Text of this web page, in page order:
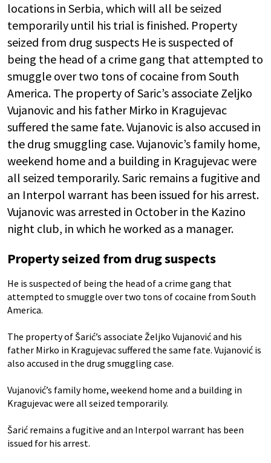
locations in Serbia, which will all be seized
temporarily until his trial is finished. Property
seized from drug suspects He is suspected of
being the head of a crime gang that attempted to
smuggle over two tons of cocaine from South
America. The property of Saric’s associate Zeljko
Vujanovic and his father Mirko in Kragujevac
suffered the same fate. Vujanovic is also accused in
the drug smuggling case. Vujanovic’s family home,
weekend home and a building in Kragujevac were
all seized temporarily. Saric remains a fugitive and
an Interpol warrant has been issued for his arrest.
Vujanovic was arrested in October in the Kazino
night club, in which he worked as a manager.
Property seized from drug suspects
He is suspected of being the head of a crime gang that
attempted to smuggle over two tons of cocaine from South
America.
The property of Šarić’s associate Željko Vujanović and his
father Mirko in Kragujevac suffered the same fate. Vujanović is
also accused in the drug smuggling case.
Vujanović’s family home, weekend home and a building in
Kragujevac were all seized temporarily.
Šarić remains a fugitive and an Interpol warrant has been
issued for his arrest.